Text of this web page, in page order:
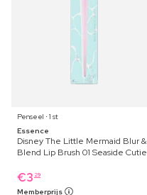
Penseel ⋅ 1 st
Essence
Disney The Little Mermaid Blur &
Blend Lip Brush 01 Seaside Cutie
€3 29
Memberprijs